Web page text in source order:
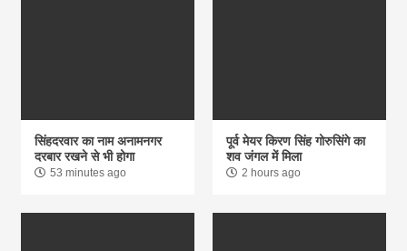
सिंहदरवार का नाम अनामनगर
दरबार रखने से भी होगा
53 minutes ago
पूर्व मेयर किरण सिंह गोरुसिंगे का
शव जंगल में मिला
2 hours ago